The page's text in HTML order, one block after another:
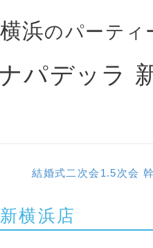
浜のパーティ
パデッラ
結婚式二次会1.5次会
横浜店